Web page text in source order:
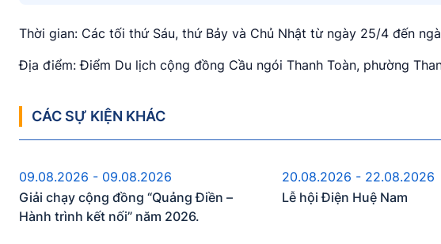
Thời gian: Các tối thứ Sáu, thứ Bảy và Chủ Nhật từ ngày 25/4 đến
Địa điểm: Điểm Du lịch cộng đồng Cầu ngói Thanh Toàn, phường
CÁC SỰ KIỆN KHÁC
Sự kiện sắp diễn ra
09.08.2026 - 09.08.2026
Giải chạy cộng đồng “Quảng Điền –
Hành trình kết nối” năm 2026.
Sự kiện sắp
20.08.2026 - 22.08.2026
Lễ hội Điện Huệ Nam